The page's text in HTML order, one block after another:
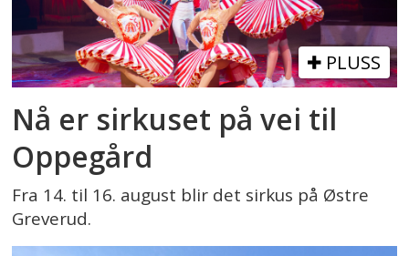
PLUSS
Nå er sirkuset på vei til
Oppegård
Fra 14. til 16. august blir det sirkus på Østre
Greverud.